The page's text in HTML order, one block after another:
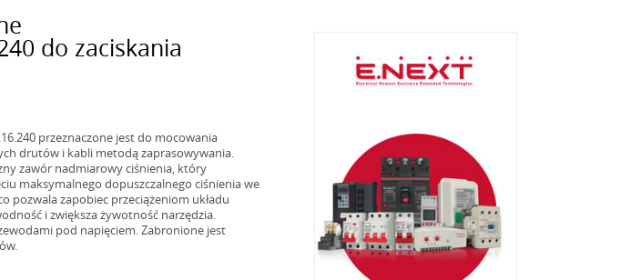
do zaciskania
przeznaczone jest do mocowania
drutów i kabli metodą zaprasowywania.
zawór nadmiarowy ciśnienia, który
maksymalnego dopuszczalnego ciśnienia we
pozwala zapobiec przeciążeniom układu
i zwiększa żywotność narzędzia.
pod napięciem. Zabronione jest